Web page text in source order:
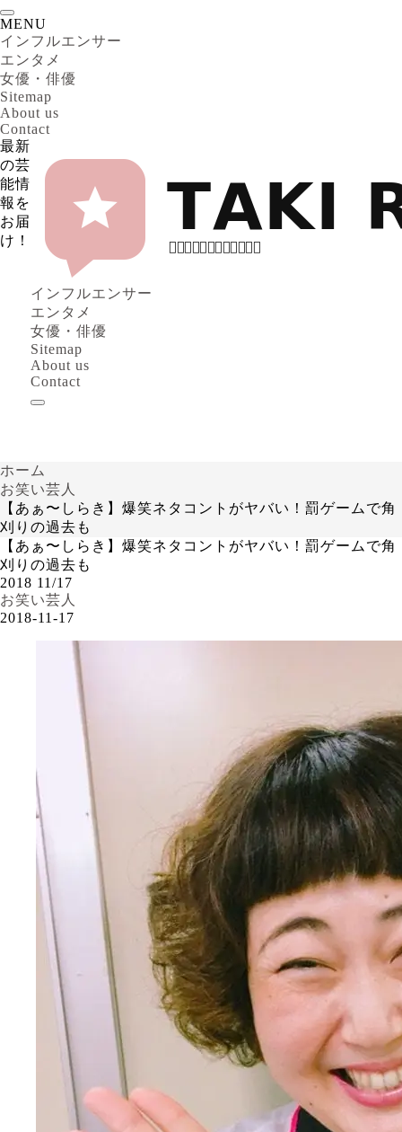
MENU
インフルエンサー
エンタメ
女優・俳優
Sitemap
About us
Contact
最新
の芸
能情
報を
お届
け！
インフルエンサー
エンタメ
女優・俳優
Sitemap
About us
Contact
ホーム
お笑い芸人
【あぁ〜しらき】爆笑ネタコントがヤバい！罰ゲームで角
刈りの過去も
【あぁ〜しらき】爆笑ネタコントがヤバい！罰ゲームで角
刈りの過去も
2018 11/17
お笑い芸人
2018-11-17